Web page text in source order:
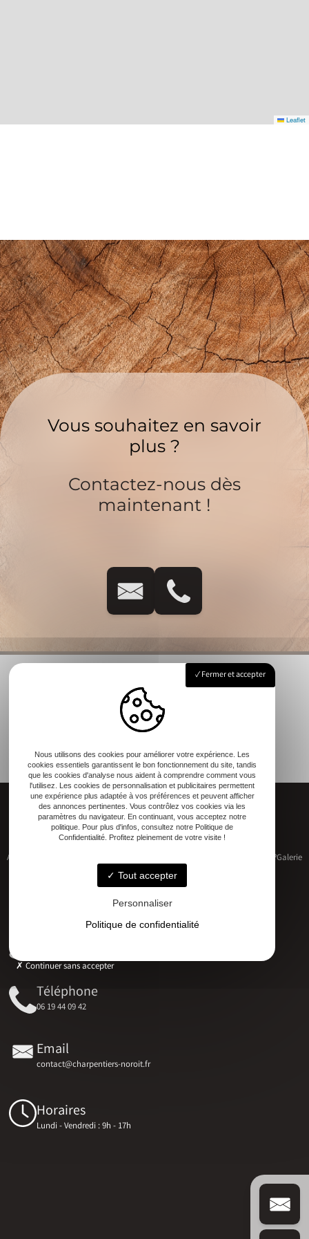
Leaflet
Vous souhaitez en savoir
plus ?
Contactez-nous dès
maintenant !
Accueil Qui sommes-nous ?Galerie
Contact
17 RUE DU MARECHAL D'AUBETERRE, 17330 Bernay-Saint-Martin
Téléphone
06 19 44 09 42
Email
contact@charpentiers-noroit.fr
Horaires
Lundi - Vendredi : 9h - 17h
Fermer et accepter
Nous utilisons des cookies pour améliorer votre expérience. Les
cookies essentiels garantissent le bon fonctionnement du site, tandis
que les cookies d'analyse nous aident à comprendre comment vous
l'utilisez. Les cookies de personnalisation et publicitaires permettent
une expérience plus adaptée à vos préférences et peuvent afficher
des annonces pertinentes. Vous contrôlez vos cookies via les
paramètres du navigateur. En continuant, vous acceptez notre
politique. Pour plus d'infos, consultez notre Politique de
Confidentialité. Profitez pleinement de votre visite !
Tout accepter
Personnaliser
Politique de confidentialité
Continuer sans accepter